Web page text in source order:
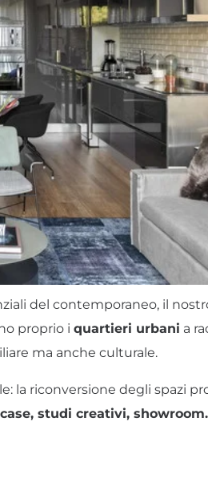
del contemporaneo, il
proprio i quartieri urbani a
ma anche culturale.
la riconversione degli spazi
studi creativi, showroom.